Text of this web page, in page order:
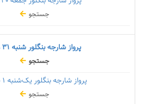
جستجو
پرواز شارجه بنگلور شنبه
جستجو
پرواز شارجه بنگلور یک‌شنبه
جستجو